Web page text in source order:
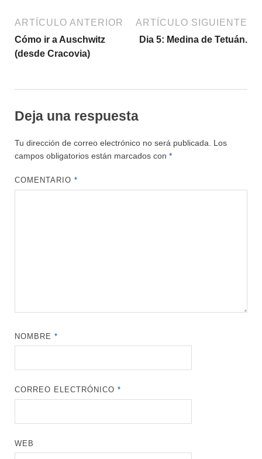
ARTÍCULO ANTERIOR
Cómo ir a Auschwitz
(desde Cracovia)
ARTÍCULO SIGUIENTE
Dia 5: Medina de Tetuán.
Deja una respuesta
Tu dirección de correo electrónico no será publicada. Los
campos obligatorios están marcados con *
COMENTARIO*
NOMBRE*
CORREO ELECTRÓNICO*
WEB